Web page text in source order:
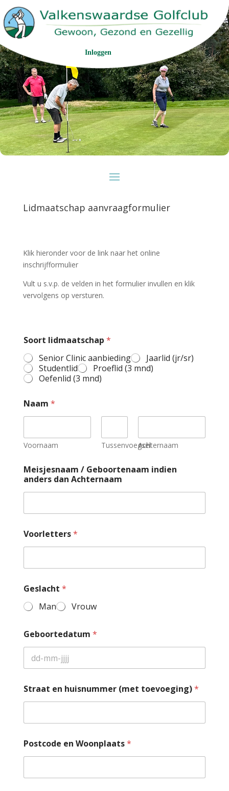
Inloggen
Lidmaatschap aanvraagformulier
Klik hieronder voor de link naar het online
inschrijfformulier
Vult u s.v.p. de velden in het formulier invullen en klik
vervolgens op versturen.
Soort lidmaatschap *
Senior Clinic aanbieding
Jaarlid (jr/sr)
Studentlid
Proeflid (3 mnd)
Oefenlid (3 mnd)
Naam *
Voornaam TussenvoegselAchternaam
Meisjesnaam / Geboortenaam indien
anders dan Achternaam
Voorletters*
Geslacht *
Man
Vrouw
Geboortedatum *
Straat en huisnummer (met toevoeging)*
Postcode en Woonplaats*